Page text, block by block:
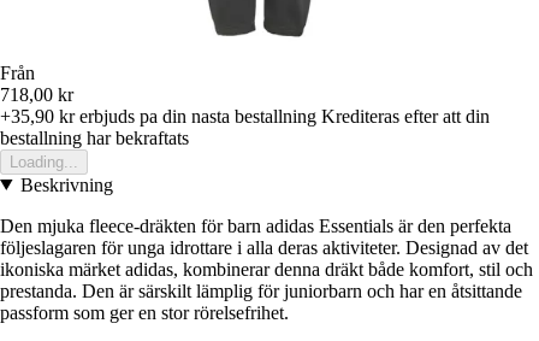
Från
718,00 kr
+35,90 krerbjuds pa din nasta bestallning Krediteras efter att din
bestallning har bekraftats
Loading...
Beskrivning
Den mjuka fleece-dräkten för barn adidas Essentials är den perfekta
följeslagaren för unga idrottare i alla deras aktiviteter. Designad av det
ikoniska märket adidas, kombinerar denna dräkt både komfort, stil och
prestanda. Den är särskilt lämplig för juniorbarn och har en åtsittande
passform som ger en stor rörelsefrihet.